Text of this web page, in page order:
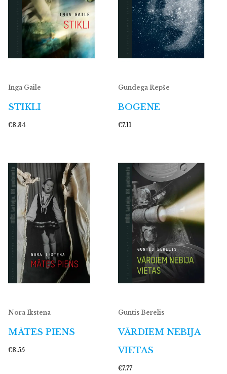
Inga Gaile
STIKLI
€8.34
Gundega Repše
BOGENE
€7.11
Nora Ikstena
MĀTES PIENS
€8.55
Guntis Berelis
VĀRDIEM NEBIJA
VIETAS
€7.77